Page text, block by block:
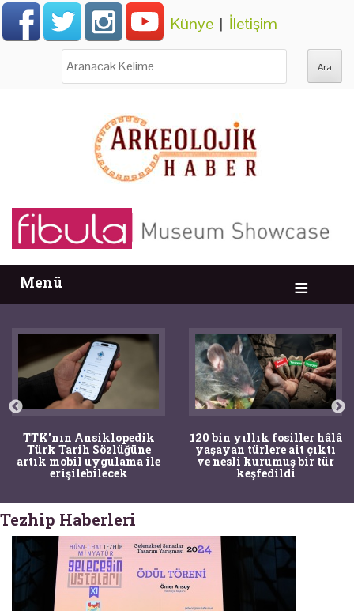
Künye | İletişim
Menü
TTK'nın Ansiklopedik
Türk Tarih Sözlüğüne
artık mobil uygulama ile
erişilebilecek
120 bin yıllık fosiller hâlâ
yaşayan türlere ait çıktı
ve nesli kurumuş bir tür
keşfedildi
Tezhip Haberleri